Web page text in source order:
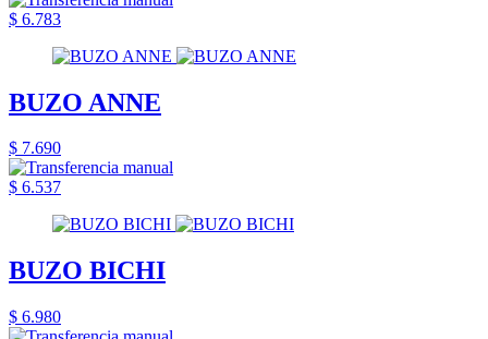
$ 6.783
BUZO ANNE
$ 7.690
$ 6.537
BUZO BICHI
$ 6.980